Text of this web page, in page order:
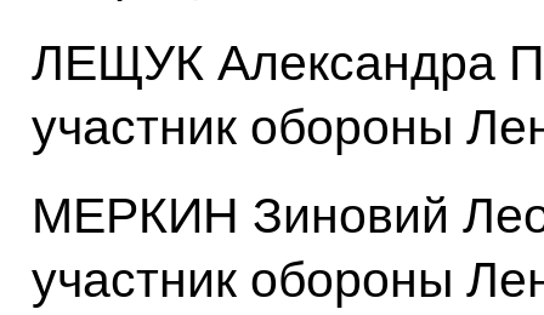
ЛЕЩУК Александра
участник обороны
МЕРКИН Зиновий
участник обороны